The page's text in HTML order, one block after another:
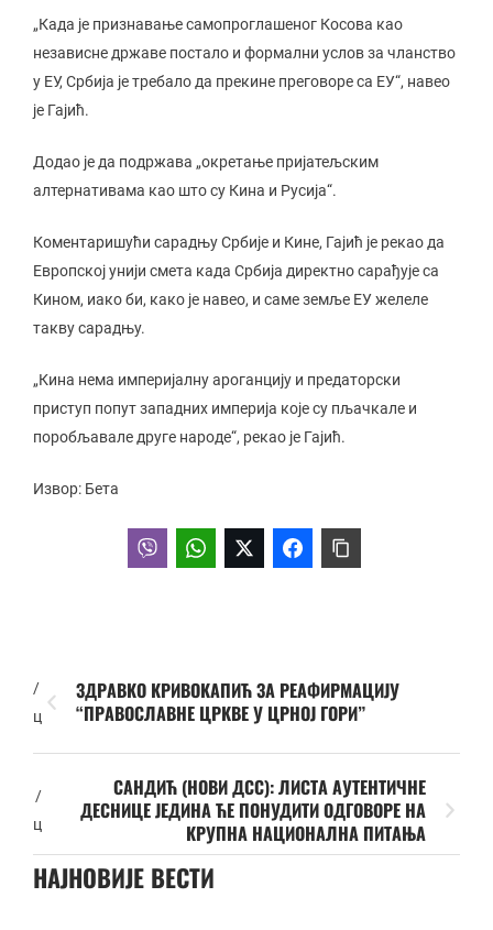
„Када је признавање самопроглашеног Косова као
независне државе постало и формални услов за чланство
у ЕУ, Србија је требало да прекине преговоре са ЕУ“, навео
је Гајић.
Додао је да подржава „окретање пријатељским
алтернативама као што су Кина и Русија“.
Коментаришући сарадњу Србије и Кине, Гајић је рекао да
Европској унији смета када Србија директно сарађује са
Кином, иако би, како је навео, и саме земље ЕУ желеле
такву сарадњу.
„Кина нема империјалну ароганцију и предаторски
приступ попут западних империја које су пљачкале и
поробљавале друге народе“, рекао је Гајић.
Извор: Бета
/
ц
ЗДРАВКО КРИВОКАПИЋ ЗА РЕАФИРМАЦИЈУ
“ПРАВОСЛАВНЕ ЦРКВЕ У ЦРНОЈ ГОРИ”
/
ц
САНДИЋ (НОВИ ДСС): ЛИСТА АУТЕНТИЧНЕ
ДЕСНИЦЕ ЈЕДИНА ЋЕ ПОНУДИТИ ОДГОВОРЕ НА
КРУПНА НАЦИОНАЛНА ПИТАЊА
НАЈНОВИЈЕ ВЕСТИ